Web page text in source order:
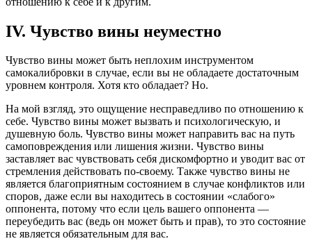
IV. Чувство вины неуместно
Чувство вины может быть неплохим инструментом
самокалибровки в случае, если вы не обладаете достаточным
уровнем контроля. Хотя кто обладает? Но.
На мой взгляд, это ощущение несправедливо по отношению к
себе. Чувство вины может вызвать и психологическую, и
душевную боль. Чувство вины может направить вас на путь
самоповреждения или лишения жизни. Чувство вины
заставляет вас чувствовать себя дискомфортно и уводит вас от
стремления действовать по-своему. Также чувство вины не
является благоприятным состоянием в случае конфликтов или
споров, даже если вы находитесь в состоянии «слабого»
оппонента, потому что если цель вашего оппонента —
переубедить вас (ведь он может быть и прав), то это состояние
не является обязательным для вас.